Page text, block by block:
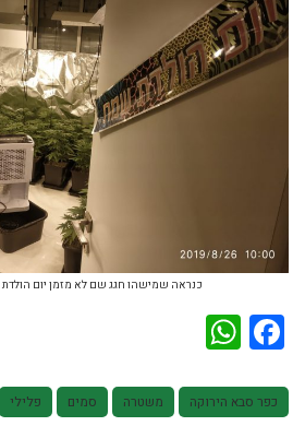
כנראה שמישהו חגג שם לא מזמן יום
Facebook
כפר סבא הירוקה משטרה סמים פלילי